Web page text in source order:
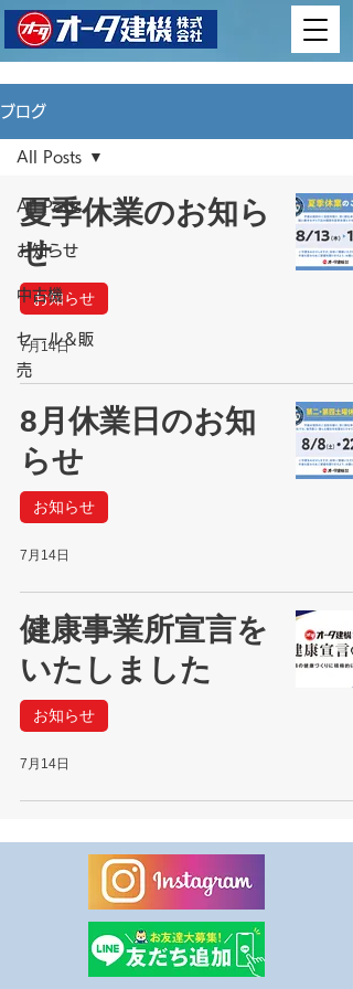
ブログ
All Posts
お知らせ
中古機
セール＆販
売
All Posts
夏季休業のお知ら
せ
お知らせ
7月14日
8月休業日のお知
らせ
お知らせ
7月14日
健康事業所宣言を
いたしました
お知らせ
7月14日